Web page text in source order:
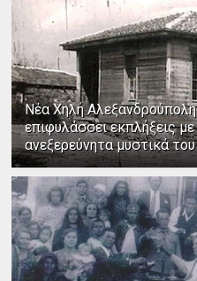
Νέα Χηλή
επιφυλάσσει εκπλήξεις
ανεξερεύνητα μυστικά του